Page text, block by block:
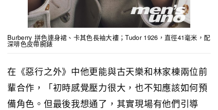
Burberry 拼色連身裙、卡其色長袖大褸；Tudor 1926，直徑41毫米，配
深啡色皮帶腕錶
在《惡行之外》中他更能與古天樂和林家棟兩位前
輩合作，「初時感覺壓力很大，也不知應該如何預
備角色。但最後我想通了，其實現場有他們引導